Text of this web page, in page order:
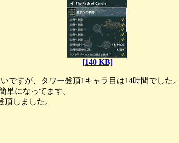
[140 KB]
ですが、タワー登頂1キャラ目は14時間でした。
単になってます。
頂しました。